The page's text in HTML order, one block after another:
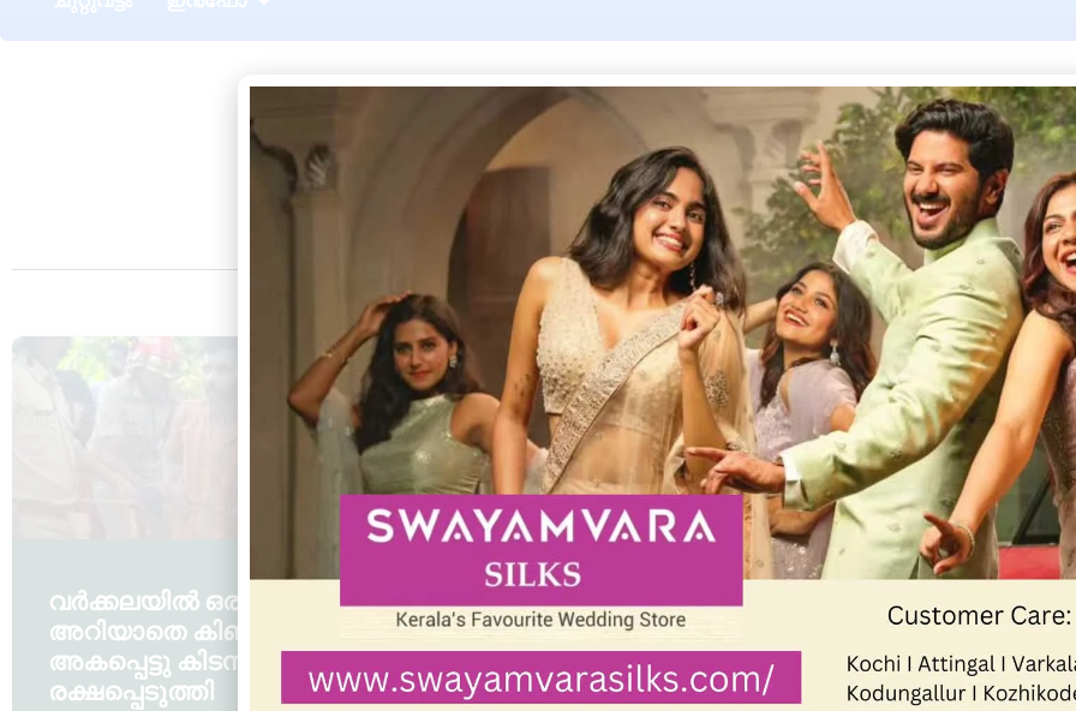
Tag: അഗ്നിശമന
വർക്കല
വർക്കലയിൽ ഒരു ദിവസം ആരും
അറിയാതെ കിണറ്റിൽ
അകപ്പെട്ടു കിടന്നയാളെ
രക്ഷപ്പെടുത്തി